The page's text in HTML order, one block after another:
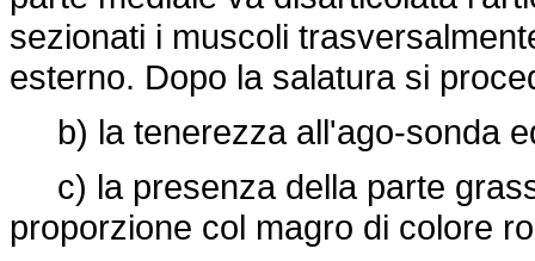
sezionati i muscoli
esterno. Dopo la salatura si
b) la tenerezza all'ago-sonda
c) la presenza della parte
proporzione col magro di colore